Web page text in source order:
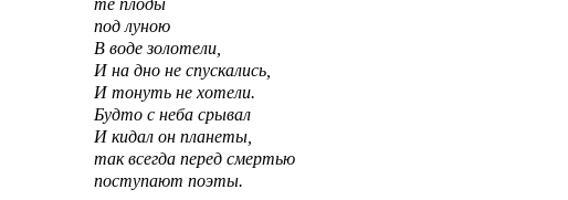
те плоды
под луною
В воде золотели,
И на дно не спускались,
И тонуть не хотели.
Будто с неба срывал
И кидал он планеты,
так всегда перед смертью
поступают поэты.